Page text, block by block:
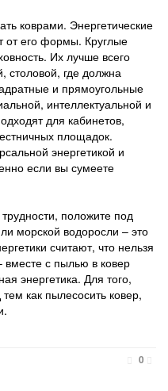
коврами. Энергетические
от его формы. Круглые
Их лучше всего
столовой, где должна
и прямоугольные
интеллектуальной и
для кабинетов,
площадок.
энергетикой и
если вы сумеете
положите под
морской водоросли – это
считают, что нельзя
вместе с пылью в ковер
энергетика. Для того,
как пылесосить ковер,
0